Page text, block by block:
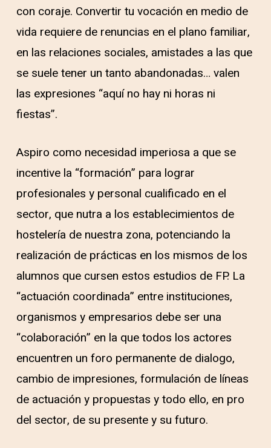
con coraje. Convertir tu vocación en medio de
vida requiere de renuncias en el plano familiar,
en las relaciones sociales, amistades a las que
se suele tener un tanto abandonadas… valen
las expresiones “aquí no hay ni horas ni
fiestas”.
Aspiro como necesidad imperiosa a que se
incentive la “formación” para lograr
profesionales y personal cualificado en el
sector, que nutra a los establecimientos de
hostelería de nuestra zona, potenciando la
realización de prácticas en los mismos de los
alumnos que cursen estos estudios de FP. La
“actuación coordinada” entre instituciones,
organismos y empresarios debe ser una
“colaboración” en la que todos los actores
encuentren un foro permanente de dialogo,
cambio de impresiones, formulación de líneas
de actuación y propuestas y todo ello, en pro
del sector, de su presente y su futuro.